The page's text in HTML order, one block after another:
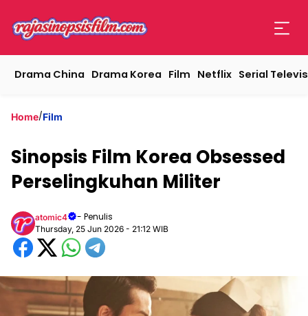
Drama China Drama Korea Film Netflix Serial
Home/Film
Sinopsis Film Korea Obsessed
Perselingkuhan Militer
atomic4 - Penulis
Thursday, 25 Jun 2026 - 21:12 WIB